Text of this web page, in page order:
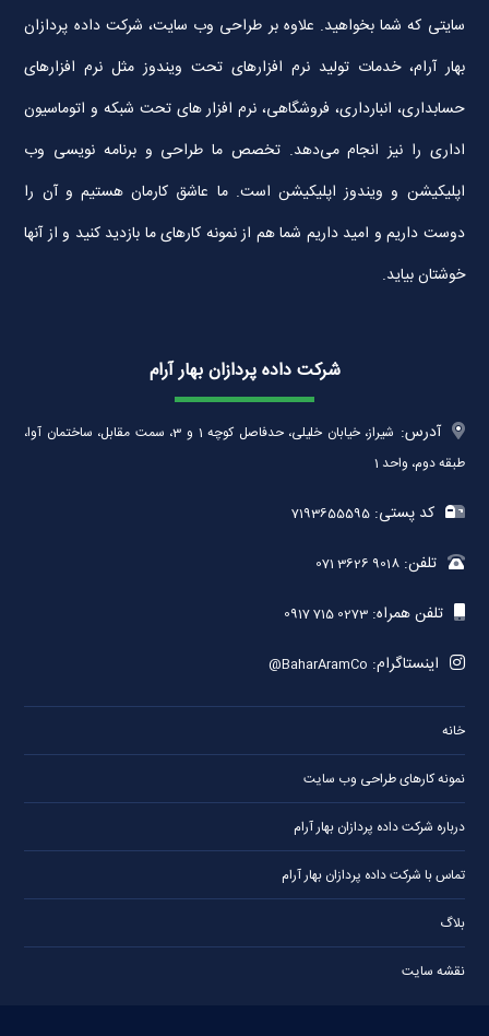
سایتی که شما بخواهید. علاوه بر طراحی وب سایت، شرکت داده پردازان
بهار آرام، خدمات تولید نرم افزارهای تحت ویندوز مثل نرم افزارهای
حسابداری، انبارداری، فروشگاهی، نرم افزار های تحت شبکه و اتوماسیون
اداری را نیز انجام می‌دهد. تخصص ما طراحی و برنامه نویسی وب
اپلیکیشن و ویندوز اپلیکیشن است. ما عاشق کارمان هستیم و آن را
دوست داریم و امید داریم شما هم از نمونه کارهای ما بازدید کنید و از آنها
خوشتان بیاید.
شرکت داده پردازان بهار آرام
آدرس:
شیراز، خیابان خلیلی، حدفاصل کوچه 1 و 3، سمت مقابل، ساختمان آوا،
طبقه دوم، واحد 1
کد پستی:7193655595
تلفن:071 3626 9018
تلفن همراه:0917 715 0273
اینستاگرام: @BaharAramCo
خانه
نمونه کارهای طراحی وب سایت
درباره شرکت داده پردازان بهار آرام
تماس با شرکت داده پردازان بهار آرام
بلاگ
نقشه سایت